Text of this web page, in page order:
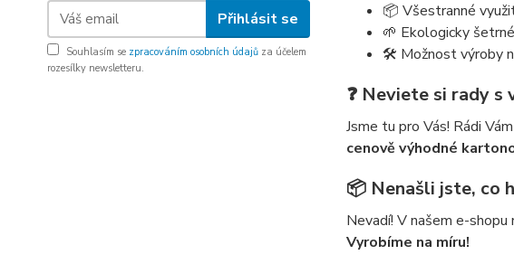
Přihlásit se
Souhlasím se zpracováním osobních údajů za účelem
rozesílky newsletteru.
📦 Všestranné
🌱 Ekologicky
🛠️ Možnost výroby
❓ Neviete si rady s
Jsme tu pro Vás! Rádi
cenově výhodné
📦 Nenašli jste, co
Nevadí! V našem e-
Vyrobíme na míru!